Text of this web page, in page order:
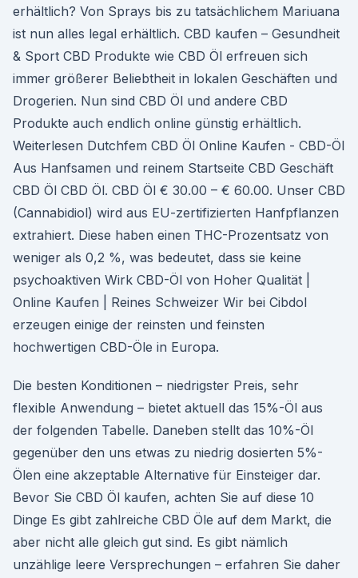
erhältlich? Von Sprays bis zu tatsächlichem Mariuana
ist nun alles legal erhältlich. CBD kaufen – Gesundheit
& Sport CBD Produkte wie CBD Öl erfreuen sich
immer größerer Beliebtheit in lokalen Geschäften und
Drogerien. Nun sind CBD Öl und andere CBD
Produkte auch endlich online günstig erhältlich.
Weiterlesen Dutchfem CBD Öl Online Kaufen - CBD-Öl
Aus Hanfsamen und reinem Startseite CBD Geschäft
CBD Öl CBD Öl. CBD Öl € 30.00 – € 60.00. Unser CBD
(Cannabidiol) wird aus EU-zertifizierten Hanfpflanzen
extrahiert. Diese haben einen THC-Prozentsatz von
weniger als 0,2 %, was bedeutet, dass sie keine
psychoaktiven Wirk CBD-Öl von Hoher Qualität |
Online Kaufen | Reines Schweizer Wir bei Cibdol
erzeugen einige der reinsten und feinsten
hochwertigen CBD-Öle in Europa.
Die besten Konditionen – niedrigster Preis, sehr
flexible Anwendung – bietet aktuell das 15%-Öl aus
der folgenden Tabelle. Daneben stellt das 10%-Öl
gegenüber den uns etwas zu niedrig dosierten 5%-
Ölen eine akzeptable Alternative für Einsteiger dar.
Bevor Sie CBD Öl kaufen, achten Sie auf diese 10
Dinge Es gibt zahlreiche CBD Öle auf dem Markt, die
aber nicht alle gleich gut sind. Es gibt nämlich
unzählige leere Versprechungen – erfahren Sie daher